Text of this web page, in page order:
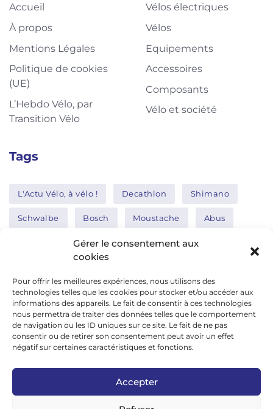
Gérer le consentement aux
cookies
Pour offrir les meilleures expériences, nous utilisons des
technologies telles que les cookies pour stocker et/ou accéder aux
informations des appareils. Le fait de consentir à ces technologies
nous permettra de traiter des données telles que le comportement
de navigation ou les ID uniques sur ce site. Le fait de ne pas
consentir ou de retirer son consentement peut avoir un effet
négatif sur certaines caractéristiques et fonctions.
Accepter
Accueil
À propos
Mentions Légales
Politique de cookies
(UE)
L’Hebdo Vélo, par
Transition Vélo
Vélos électriques
Vélos
Equipements
Accessoires
Composants
Vélo et société
Tags
L'Actu Vélo, à vélo ! Decathlon Shimano
Schwalbe Bosch Moustache Abus
Thule Nakamura
Réseaux sociaux
google news
facebook
twitter